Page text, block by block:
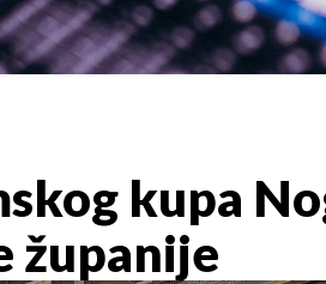
kupa
županije